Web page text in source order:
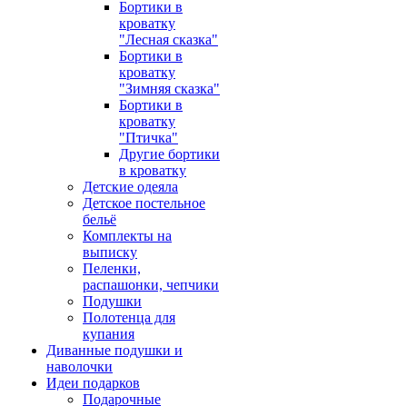
Бортики в
кроватку
"Лесная сказка"
Бортики в
кроватку
"Зимняя сказка"
Бортики в
кроватку
"Птичка"
Другие бортики
в кроватку
Детские одеяла
Детское постельное
бельё
Комплекты на
выписку
Пеленки,
распашонки, чепчики
Подушки
Полотенца для
купания
Диванные подушки и
наволочки
Идеи подарков
Подарочные